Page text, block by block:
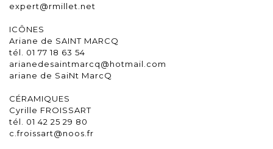
expert@rmillet.net
ICÔNES
Ariane de SAINT MARCQ
tél. 01 77 18 63 54
arianedesaintmarcq@hotmail.com
ariane de SaiNt MarcQ
CÉRAMIQUES
Cyrille FROISSART
tél. 01 42 25 29 80
c.froissart@noos.fr